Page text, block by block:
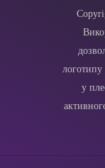
логотипу
у